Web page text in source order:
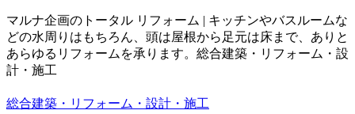
マルナ企画のトータル リフォーム | キッチンやバスルームな
どの水周りはもちろん、頭は屋根から足元は床まで、ありと
あらゆるリフォームを承ります。 総合建築・リフォーム・設
計・施工
総合建築・リフォーム・設計・施工